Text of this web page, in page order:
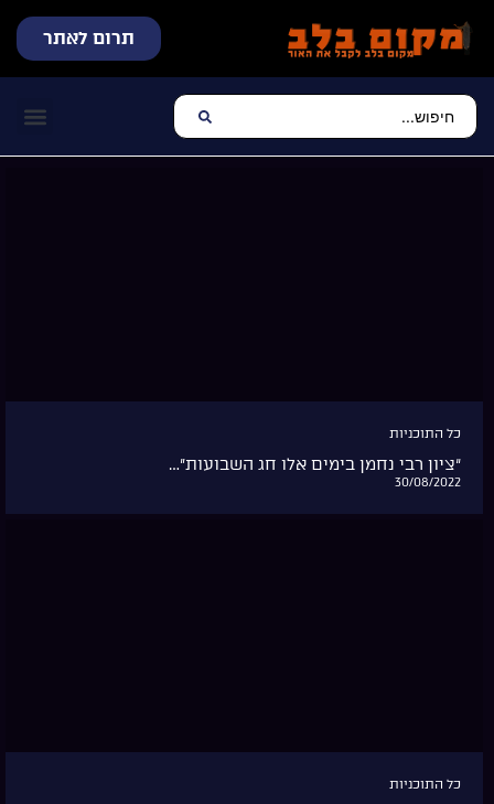
תרום לאתר
כל התוכניות
“ציון רבי נחמן בימים אלו חג השבועות”…
30/08/2022
כל התוכניות